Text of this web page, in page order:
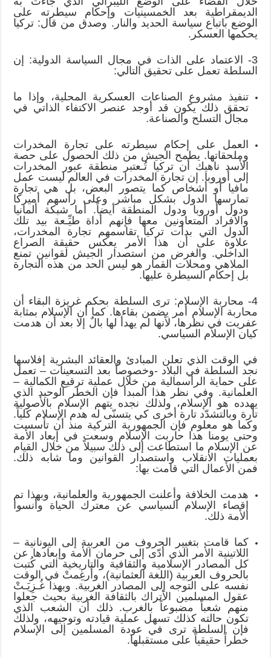
الديمقراطية بعد الخمسينيات وإحكام سيطرته على
الوضع باتباع سياسة الحديد والنار. وصدق من قال: تركيا
يحكمها العسكر.
3- الاعتماد على الذات في مجال السياسة الدولية: إن
السلطة تعمل على تحقيق التالي:
تنفيذ مشروع الصناعات العسكرية المحلية، وإذا ما
تحقق ذلك يكون قد أوجد عنصر الاكتفاء الذاتي في
مجال التسلح والصناعة.
العمل على إحكام سيطرته على تجارة المخدرات
وملحقاتها. يطمح الجيش من ذلك الحصول على حصة
الأسد ناهيك أن تركيا تُـعتبر منطقة عبور المخدرات
إلى أوروبا. إن تجارة المخدرات في العالم ليست عمل
مافيا أو أشخاص كما يتصور البعض، بل هي تجارة
تمارسها الدول بشكل مباشر وعلى رأسهم أميركا
ودول أوروبا ودول المنطقة أيضاً. أما شبكة ألمانيا
والأفراد المتعاونين معها فإنهم أداة طيِّـعة بيد تلك
الدول التي بدأت تركيا تقاسمهم تجارة المخدرات،
علاوة على أن هذا الأمر يعكس حقيقة الصراع
الداخلي. والغرض من استصدار الجيش لقوانين تمنع
الملاهي ومحلات القمار هو ليس الحد من هذه التجارة
بل إحكام السيطرة عليها.
4- محاربة الإسلام: ترى السلطة بحكم غريزة البقاء أن
محاربة الإسلام أمر يضمن بقاءها. كما أن الإسلام بمثابة
عفريت في نظرها، لأنها لم يهدأ لها بالٌ إلا بعد أن هدمت
كيان الإسلام السياسي.
في الوقت الذي تعلن المبادئ والعقائد البشرية إفلاسها
نجد السلطة في البلاد -وخصوصاً بعد التسعينات – تعمل
على حماية الرأسمالية من خلال عملية ترقيع الكمالية –
العلمانية. وفي نظر هذا المبدأ فإن الخطر الوحيد الذي
يهدده هو الإسلام، ولذلك نجده يتهم الإسلام بالأصولية
تارة وبالتشدّد تارة أخرى كي يتسنّى له هدم الإسلام كلياً.
وكما هو معلوم فإن الجمهورية التركية منذ أن تأسست
وحتى يومنا هذا حاربت الإسلام وسعت في إبعاد الأمة
عن الإسلام ما استطاعت إلى ذلك سبيلاً من خلال القيام
بعمليات الانقلاب واستصدار القوانين وما شابه ذلك.
فمن الأعمال التي قامت بها:
هدمت الخلافة وأعلنت الجمهورية والعلمانية، وبهذا تم
إقصاء الإسلام السياسي عن معترك الحياة وأنسوا
الأمة ذلك.
كما قامت بتغيير الحروف من العربية إلى اليونانية –
اللاتينية الأمر الذي أدّى إلى حرمان الأمة وإبعادها عن
كل المصادر الإسلامية والثقافية والتاريخية التي كُتبت
بالحروف العربية (اللغة العثمانية)، وأرغِمتْ في الوقت
نفسه على التوجه إلى المصادر الغربية. وبهذا غُـزِيَـتْ
عقول المسلمين الأتراك بالثقافة الغربية بحيث جعلوا
منهم شعباً مضبوعاً بالغرب. ذلك أن الشعب الذي
تكون حالته كذلك تسهل عملية قيادته وتوجيهه، ولذلك
فإن السلطة ترى في عودة المسلمين إلى الإسلام
خطراً حقيقياً على مستقبلها.